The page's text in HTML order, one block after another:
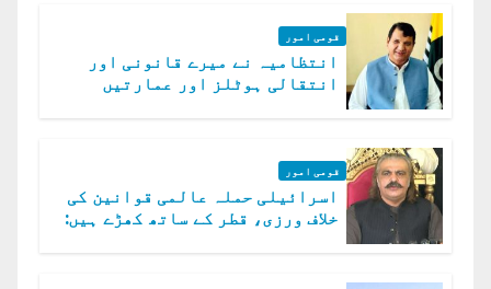
قومی امور
انتظامیہ نے میرے قانونی اور
انتقالی ہوٹلز اور عمارتیں
قومی امور
اسرائیلی حملہ عالمی قوانین کی
خلاف ورزی، قطر کے ساتھ کھڑے ہیں: